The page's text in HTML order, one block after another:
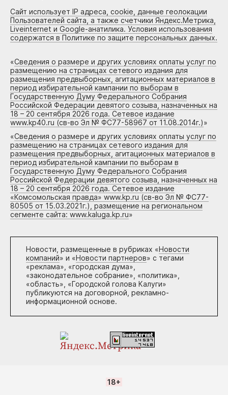
Сайт использует IP адреса, cookie, данные геолокации
Пользователей сайта, а также счетчики Яндекс.Метрика,
Liveinternet и Google-анатилика. Условия использования
содержатся в Политике по защите персональных данных.
«Сведения о размере и других условиях оплаты услуг по
размещению на страницах сетевого издания для
размещения предвыборных, агитационных материалов в
период избирательной кампании по выборам в
Государственную Думу Федерального Собрания
Российской Федерации девятого созыва, назначенных на
18 – 20 сентября 2026 года. Сетевое издание
www.kp40.ru (св-во Эл № ФС77-58967 от 11.08.2014г.)»
«Сведения о размере и других условиях оплаты услуг по
размещению на страницах сетевого издания для
размещения предвыборных, агитационных материалов в
период избирательной кампании по выборам в
Государственную Думу Федерального Собрания
Российской Федерации девятого созыва, назначенных на
18 – 20 сентября 2026 года. Сетевое издание
«Комсомольская правда» www.kp.ru (св-во Эл № ФС77-
80505 от 15.03.2021г.), размещение на региональном
сегменте сайта: www.kaluga.kp.ru»
Новости, размещенные в рубриках «Новости
компаний» и «Новости партнеров» с тегами
«реклама», «городская дума»,
«законодательное собрание», «политика»,
«область», «Городской голова Калуги»
публикуются на договорной, рекламно-
информационной основе.
18+